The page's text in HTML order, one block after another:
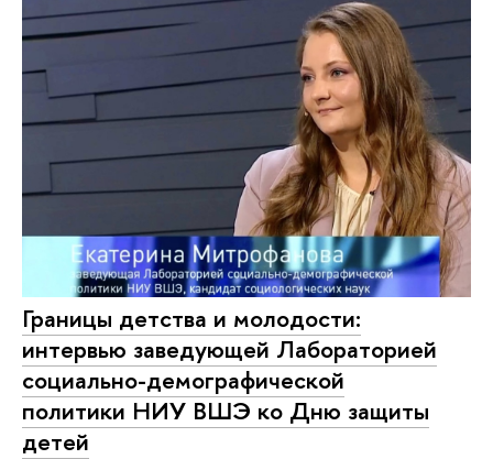
Границы детства и молодости:
интервью заведующей Лабораторией
социально-демографической
политики НИУ ВШЭ ко Дню защиты
детей